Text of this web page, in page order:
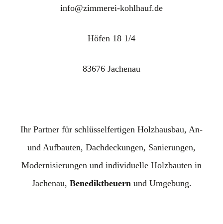
info@zimmerei-kohlhauf.de
Höfen 18 1/4
83676 Jachenau
Ihr Partner für schlüsselfertigen Holzhausbau, An-
und Aufbauten, Dachdeckungen, Sanierungen,
Modernisierungen und individuelle Holzbauten in
Jachenau, Benediktbeuernund Umgebung.